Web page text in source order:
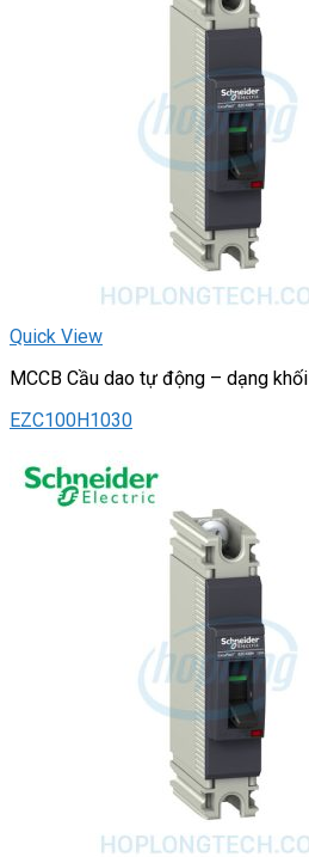
Quick View
MCCB Cầu dao tự động – dạng khối
EZC100H1030